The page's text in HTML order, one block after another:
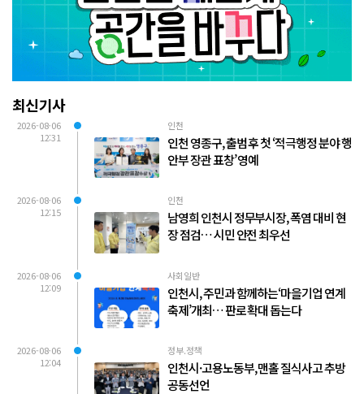
최신기사
2026-08-06
12:31
인천
인천 영종구, 출범 후 첫 ‘적극행정 분야 행
안부 장관 표창’ 영예
2026-08-06
12:15
인천
남영희 인천시 정무부시장, 폭염 대비 현
장 점검… 시민 안전 최우선
2026-08-06
12:09
사회일반
인천시, 주민과 함께하는‘마을기업 연계
축제’개최… 판로 확대 돕는다
2026-08-06
12:04
정부.정책
인천시·고용노동부, 맨홀 질식사고 추방
공동선언